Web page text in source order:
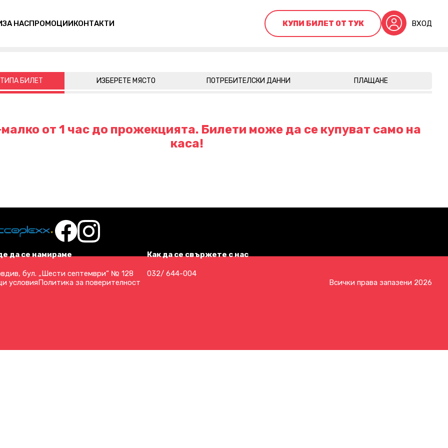
ЗА НАСПРОМОЦИИ КОНТАКТИ КУПИ БИЛЕТ ОТ ТУК ВХОД
БИЛЕТ ИЗБЕРЕТЕ МЯСТО ПОТРЕБИТЕЛСКИ ДАННИ ПЛАЩАНЕ
от 1 час до прожекцията. Билети може да се купуват само на
каса!
да се намираме
бул. „Шести септември“ № 128
Как да се свържете с нас
032/ 644-004
условияПолитика за поверителност Всички права запазени 2026